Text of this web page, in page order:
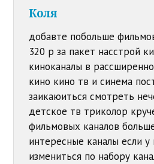
Коля
добавте побольше
320 р за пакет насстрой
киноканалы в
кино кино тв и синема
заикаюиться смотреть
детское тв триколор
фильмовыx каналов
интересные каналы если
измениться по набору